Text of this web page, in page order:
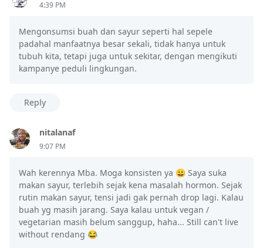
4:39 PM
Mengonsumsi buah dan sayur seperti hal sepele
padahal manfaatnya besar sekali, tidak hanya untuk
tubuh kita, tetapi juga untuk sekitar, dengan mengikuti
kampanye peduli lingkungan.
Reply
nitalanaf
9:07 PM
Wah kerennya Mba. Moga konsisten ya 😀 Saya suka
makan sayur, terlebih sejak kena masalah hormon. Sejak
rutin makan sayur, tensi jadi gak pernah drop lagi. Kalau
buah yg masih jarang. Saya kalau untuk vegan /
vegetarian masih belum sanggup, haha... Still can't live
without rendang 😂